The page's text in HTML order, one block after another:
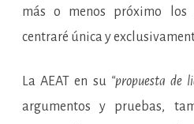
más o menos próximo los
centraré única y
La AEAT en su “propuesta de
argumentos y pruebas,